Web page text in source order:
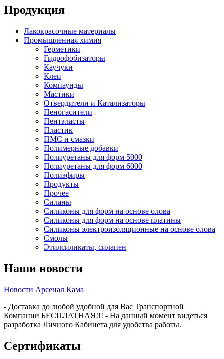
Продукция
Лакокрасочные материалы
Промышленная химия
Герметики
Гидрофобизаторы
Каучуки
Клеи
Компаунды
Мастики
Отвердители и Катализаторы
Пеногасители
Пентэласты
Пластик
ПМС и смазки
Полимерные добавки
Полиуретаны для форм 5000
Полиуретаны для форм 6000
Полиэфиры
Продукты
Прочее
Силаны
Силиконы для форм на основе олова
Силиконы для форм на основе платины
Силиконы электроизоляционные на основе олова
Смолы
Этилсиликаты, силапен
Наши новости
Новости Арсенал Кама
- Доставка до любой удобной для Вас Транспортной
Компании БЕСПЛАТНАЯ!!! - На данный момент видеться
разработка Личного Кабинета для удобства работы.
Сертификаты